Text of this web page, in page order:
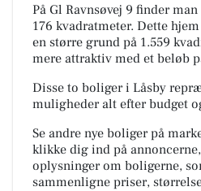
På Gl Ravnsøvej 9 finder
176 kvadratmeter. Dette
en større grund på 1.559
mere attraktiv med et beløb
Disse to boliger i Låsby
muligheder alt efter budget
Se andre nye boliger på
klikke dig ind på
oplysninger om boligerne,
sammenligne priser,